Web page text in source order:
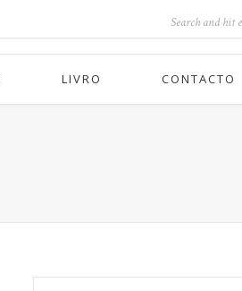
LIVRO CONTACTO